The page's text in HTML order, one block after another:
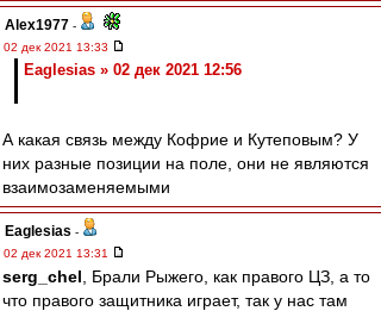
Alex1977 -
02 дек 2021 13:33
Eaglesias » 02 дек 2021 12:56
А какая связь между Кофрие и Кутеповым? У
них разные позиции на поле, они не являются
взаимозаменяемыми
Eaglesias -
02 дек 2021 13:31
serg_chel , Брали Рыжего, как правого ЦЗ, а то
что правого защитника играет, так у нас там